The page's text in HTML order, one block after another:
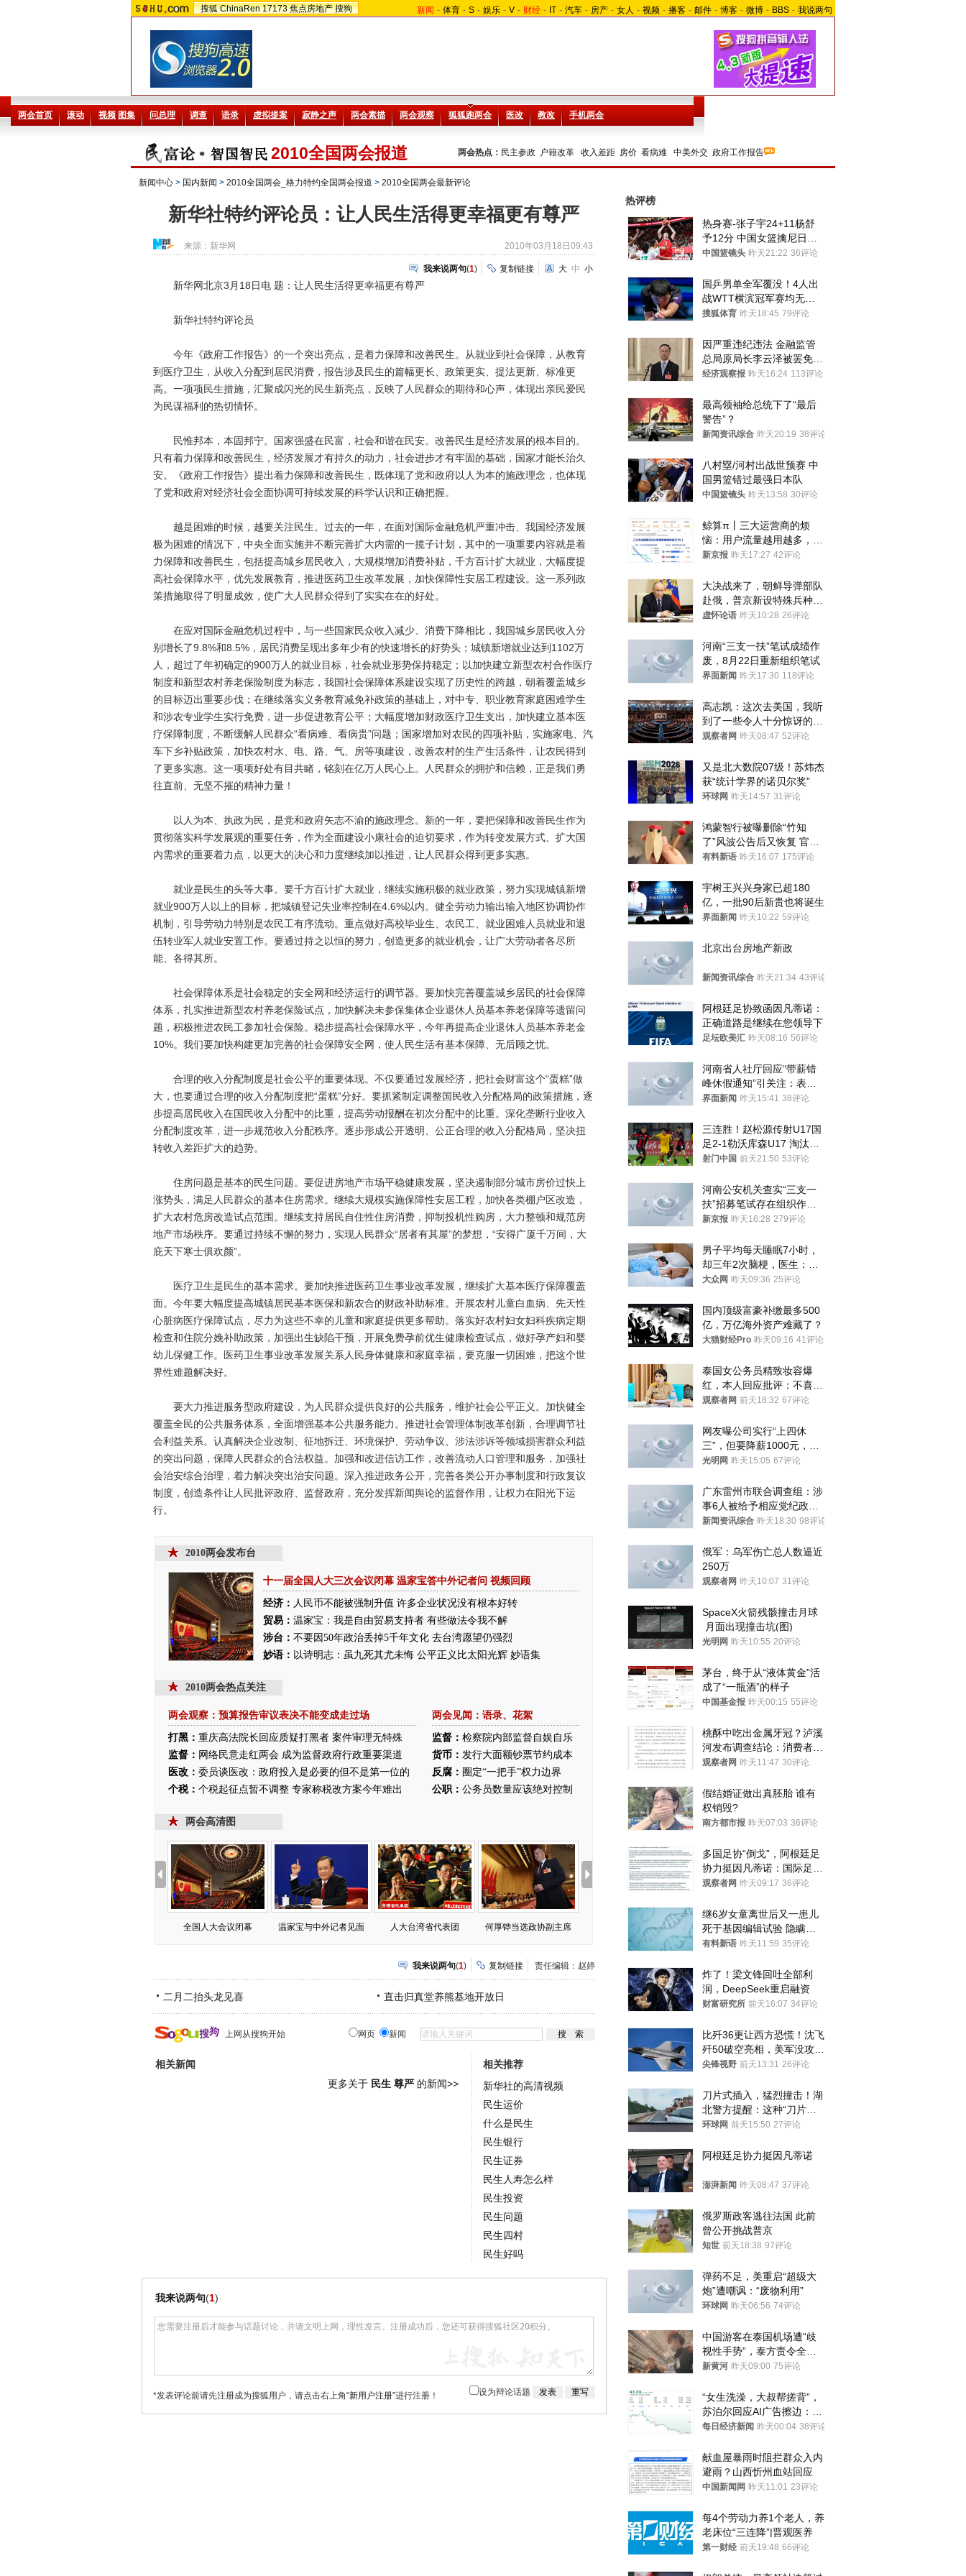
搜狐 ChinaRen 17173 焦点房地产 搜狗 新闻 - 体育 - S - 娱乐 - V - 财经 - IT - 汽车 - 房产 - 女人 - 视频 - 播客 - 邮件 - 博客 - 微博 - BBS - 我说两句
2010全国两会报道 两会热点： 民主参政 户籍改革 收入差距 房价 看病难 中美外交 政府工作报告
新闻中心 > 国内新闻 > 2010全国两会_格力特约全国两会报道 > 2010全国两会最新评论
新华社特约评论员：让人民生活得更幸福更有尊严
来源： 新华网 2010年03月18日09:43
我来说两句(1) 复制链接 大 中 小
新华网北京3月18日电 题：让人民生活得更幸福更有尊严
新华社特约评论员
今年《政府工作报告》的一个突出亮点，是着力保障和改善民生。从就业到社会保障，从教育
到医疗卫生，从收入分配到居民消费，报告涉及民生的篇幅更长、政策更实、提法更新、标准更
高。一项项民生措施，汇聚成闪光的民生新亮点，反映了人民群众的期待和心声，体现出亲民爱民
为民谋福利的热切情怀。
民惟邦本，本固邦宁。国家强盛在民富，社会和谐在民安。改善民生是经济发展的根本目的。
只有着力保障和改善民生，经济发展才有持久的动力，社会进步才有牢固的基础，国家才能长治久
安。《政府工作报告》提出着力保障和改善民生，既体现了党和政府以人为本的施政理念，也体现
了党和政府对经济社会全面协调可持续发展的科学认识和正确把握。
越是困难的时候，越要关注民生。过去的一年，在面对国际金融危机严重冲击、我国经济发展
极为困难的情况下，中央全面实施并不断完善扩大内需的一揽子计划，其中的一项重要内容就是着
力保障和改善民生，包括提高城乡居民收入，大规模增加消费补贴，千方百计扩大就业，大幅度提
高社会保障水平，优先发展教育，推进医药卫生改革发展，加快保障性安居工程建设。这一系列政
策措施取得了明显成效，使广大人民群众得到了实实在在的好处。
在应对国际金融危机过程中，与一些国家民众收入减少、消费下降相比，我国城乡居民收入分
别增长了9.8%和8.5%，居民消费呈现出多年少有的快速增长的好势头；城镇新增就业达到1102万
人，超过了年初确定的900万人的就业目标，社会就业形势保持稳定；以加快建立新型农村合作医疗
制度和新型农村养老保险制度为标志，我国社会保障体系建设实现了历史性的跨越，朝着覆盖城乡
的目标迈出重要步伐；在继续落实义务教育减免补政策的基础上，对中专、职业教育家庭困难学生
和涉农专业学生实行免费，进一步促进教育公平；大幅度增加财政医疗卫生支出，加快建立基本医
疗保障制度，不断缓解人民群众“看病难、看病贵”问题；国家增加对农民的四项补贴，实施家电、汽
车下乡补贴政策，加快农村水、电、路、气、房等项建设，改善农村的生产生活条件，让农民得到
了更多实惠。这一项项好处有目共睹，铭刻在亿万人民心上。人民群众的拥护和信赖，正是我们勇
往直前、无坚不摧的精神力量！
以人为本、执政为民，是党和政府矢志不渝的施政理念。新的一年，要把保障和改善民生作为
贯彻落实科学发展观的重要任务，作为全面建设小康社会的迫切要求，作为转变发展方式、扩大国
内需求的重要着力点，以更大的决心和力度继续加以推进，让人民群众得到更多实惠。
就业是民生的头等大事。要千方百计扩大就业，继续实施积极的就业政策，努力实现城镇新增
就业900万人以上的目标，把城镇登记失业率控制在4.6%以内。健全劳动力输出输入地区协调协作
机制，引导劳动力特别是农民工有序流动。重点做好高校毕业生、农民工、就业困难人员就业和退
伍转业军人就业安置工作。要通过持之以恒的努力，创造更多的就业机会，让广大劳动者各尽所
能、各得其所。
社会保障体系是社会稳定的安全网和经济运行的调节器。要加快完善覆盖城乡居民的社会保障
体系，扎实推进新型农村养老保险试点，加快解决未参保集体企业退休人员基本养老保障等遗留问
题，积极推进农民工参加社会保险。稳步提高社会保障水平，今年再提高企业退休人员基本养老金
10%。我们要加快构建更加完善的社会保障安全网，使人民生活有基本保障、无后顾之忧。
合理的收入分配制度是社会公平的重要体现。不仅要通过发展经济，把社会财富这个“蛋糕”做
大，也要通过合理的收入分配制度把“蛋糕”分好。要抓紧制定调整国民收入分配格局的政策措施，逐
步提高居民收入在国民收入分配中的比重，提高劳动报酬在初次分配中的比重。深化垄断行业收入
分配制度改革，进一步规范收入分配秩序。逐步形成公开透明、公正合理的收入分配格局，坚决扭
转收入差距扩大的趋势。
住房问题是基本的民生问题。要促进房地产市场平稳健康发展，坚决遏制部分城市房价过快上
涨势头，满足人民群众的基本住房需求。继续大规模实施保障性安居工程，加快各类棚户区改造，
扩大农村危房改造试点范围。继续支持居民自住性住房消费，抑制投机性购房，大力整顿和规范房
地产市场秩序。要通过持续不懈的努力，实现人民群众“居者有其屋”的梦想，“安得广厦千万间，大
庇天下寒士俱欢颜”。
医疗卫生是民生的基本需求。要加快推进医药卫生事业改革发展，继续扩大基本医疗保障覆盖
面。今年要大幅度提高城镇居民基本医保和新农合的财政补助标准。开展农村儿童白血病、先天性
心脏病医疗保障试点，尽力为这些不幸的儿童和家庭提供更多帮助。落实好农村妇女妇科疾病定期
检查和住院分娩补助政策，加强出生缺陷干预，开展免费孕前优生健康检查试点，做好孕产妇和婴
幼儿保健工作。医药卫生事业改革发展关系人民身体健康和家庭幸福，要克服一切困难，把这个世
界性难题解决好。
要大力推进服务型政府建设，为人民群众提供良好的公共服务，维护社会公平正义。加快健全
覆盖全民的公共服务体系，全面增强基本公共服务能力。推进社会管理体制改革创新，合理调节社
会利益关系。认真解决企业改制、征地拆迁、环境保护、劳动争议、涉法涉诉等领域损害群众利益
的突出问题，保障人民群众的合法权益。加强和改进信访工作，改善流动人口管理和服务，加强社
会治安综合治理，着力解决突出治安问题。深入推进政务公开，完善各类公开办事制度和行政复议
制度，创造条件让人民批评政府、监督政府，充分发挥新闻舆论的监督作用，让权力在阳光下运
行。
2010两会发布台
十一届全国人大三次会议闭幕 温家宝答中外记者问 视频回顾
经济： 人民币不能被强制升值 许多企业状况没有根本好转
贸易： 温家宝：我是自由贸易支持者 有些做法令我不解
涉台： 不要因50年政治丢掉5千年文化 去台湾愿望仍强烈
妙语： 以诗明志：虽九死其尤未悔 公平正义比太阳光辉 妙语集
2010两会热点关注
两会观察：预算报告审议表决不能变成走过场
打黑： 重庆高法院长回应质疑打黑者 案件审理无特殊
监督： 网络民意走红两会 成为监督政府行政重要渠道
医改： 委员谈医改：政府投入是必要的但不是第一位的
个税： 个税起征点暂不调整 专家称税改方案今年难出
两会见闻： 语录、 花絮
监督： 检察院内部监督自娱自乐
货币： 发行大面额钞票节约成本
反腐： 圈定“一把手”权力边界
公职： 公务员数量应该绝对控制
两会高清图
全国人大会议闭幕 温家宝与中外记者见面 人大台湾省代表团 何厚铧当选政协副主席 两会花絮：拍客 两会幕后的女性工作者 两会花絮:调皮的春风
我来说两句(1) 复制链接 责任编辑：赵婷
二月二抬头龙见喜 直击归真堂养熊基地开放日
上网从搜狗开始 网页 新闻
相关新闻
更多关于 民生 尊严的新闻>>
相关推荐
新华社的高清视频
民生运价
什么是民生
民生银行
民生证券
民生人寿怎么样
民生投资
民生问题
民生四村
民生好吗
我来说两句(1)
*发表评论前请先注册成为搜狐用户，请点击右上角“新用户注册”进行注册！ 设为辩论话题
热评榜
热身赛-张子宇24+11杨舒
予12分 中国女篮擒尼日利
亚
中国篮镜头 昨天21:22 36评论
国乒男单全军覆没！4人出
战WTT横滨冠军赛均无缘
八强
搜狐体育 昨天18:45 79评论
因严重违纪违法 金融监管
总局原局长李云泽被罢免全
国人大代表
经济观察报 昨天16:24 113评论
最高领袖给总统下了“最后
警告”？
新闻资讯综合 昨天20:19 38评论
八村塁/河村出战世预赛 中
国男篮错过最强日本队
中国篮镜头 昨天13:58 30评论
鲸算π丨三大运营商的烦
恼：用户流量越用越多，收
入却越来越少
新京报 昨天17:27 42评论
大决战来了，朝鲜导弹部队
赴俄，普京新设特殊兵种，
76岁老将扛旗
虚怀论语 昨天10:28 26评论
河南“三支一扶”笔试成绩作
废，8月22日重新组织笔试
界面新闻 昨天17:30 118评论
高志凯：这次去美国，我听
到了一些令人十分惊讶的消
息
观察者网 昨天08:47 52评论
又是北大数院07级！苏炜杰
获“统计学界的诺贝尔奖”
环球网 昨天14:57 31评论
鸿蒙智行被曝删除“竹知
了”风波公告后又恢复 官媒
曾力挺：劝华为要大度的，
有料新语 昨天16:07 175评论
宇树王兴兴身家已超180
亿，一批90后新贵也将诞生
界面新闻 昨天10:22 59评论
北京出台房地产新政
新闻资讯综合 昨天21:34 43评论
阿根廷足协致函因凡蒂诺：
正确道路是继续在您领导下
足坛欧美汇 昨天08:16 56评论
河南省人社厅回应“带薪错
峰休假通知”引关注：表述
不够准确，待修改后印发
界面新闻 昨天15:41 38评论
三连胜！赵松源传射U17国
足2-1勒沃库森U17 淘汰赛
将战河床
射门中国 前天21:50 53评论
河南公安机关查实“三支一
扶”招募笔试存在组织作弊
犯罪行为
新京报 昨天16:28 279评论
男子平均每天睡眠7小时，
却三年2次脑梗，医生：这
样睡觉更伤身
大众网 昨天09:36 25评论
国内顶级富豪补缴最多500
亿，万亿海外资产难藏了？
大猫财经Pro 昨天09:16 41评论
泰国女公务员精致妆容爆
红，本人回应批评：不喜欢
就别看
观察者网 前天18:32 67评论
网友曝公司实行“上四休
三”，但要降薪1000元，不
接受只能辞职
光明网 昨天15:05 67评论
广东雷州市联合调查组：涉
事6人被给予相应党纪政务
处分和组织处理
新闻资讯综合 昨天18:30 98评论
俄军：乌军伤亡总人数逼近
250万
观察者网 昨天10:07 31评论
SpaceX火箭残骸撞击月球
月面出现撞击坑(图)
光明网 昨天10:55 20评论
茅台，终于从“液体黄金”活
成了“一瓶酒”的样子
中国基金报 昨天00:15 55评论
桃酥中吃出金属牙冠？泸溪
河发布调查结论：消费者已
澄清，所发视频情况不属实
观察者网 昨天11:47 30评论
假结婚证做出真胚胎 谁有
权销毁?
南方都市报 昨天07:03 36评论
多国足协“倒戈”，阿根廷足
协力挺因凡蒂诺：国际足联
今后应继续在其领导下前行
观察者网 昨天09:17 36评论
继6岁女童离世后又一患儿
死于基因编辑试验 隐瞒一
年才对外披露
有料新语 昨天11:59 35评论
炸了！梁文锋回吐全部利
润，DeepSeek重启融资
财富研究所 前天16:07 34评论
比歼36更让西方恐慌！沈飞
歼50破空亮相，美军没攻克
的技术被拿下
尖锋视野 前天13:31 26评论
刀片式插入，猛烈撞击！湖
北警方提醒：这种“刀片超
车”，太危险了
环球网 前天15:50 27评论
阿根廷足协力挺因凡蒂诺
澎湃新闻 昨天08:47 37评论
俄罗斯政客逃往法国 此前
曾公开挑战普京
知世 前天18:38 97评论
弹药不足，美重启“超级大
炮”遭嘲讽：“废物利用”
环球网 昨天06:56 74评论
中国游客在泰国机场遭“歧
视性手势”，泰方责令全面
调查，对责任人采取最严厉
新黄河 昨天09:00 75评论
“女生洗澡，大叔帮搓背”，
苏泊尔回应AI广告擦边：视
频全下架，已强化内容管理
每日经济新闻 昨天00:04 38评论
献血屋暴雨时阻拦群众入内
避雨？山西忻州血站回应
中国新闻网 昨天11:01 23评论
每4个劳动力养1个老人，养
老床位“三连降”|晋观医养
第一财经 前天19:48 66评论